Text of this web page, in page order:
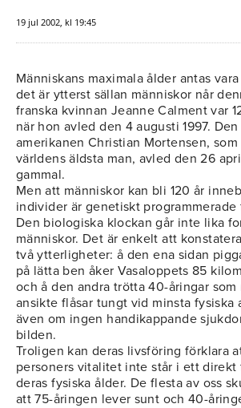
19 jul 2002, kl 19:45
Människans maximala ålder antas
det är ytterst sällan människor når
franska kvinnan Jeanne Calment var
när hon avled den 4 augusti 1997.
amerikanen Christian Mortensen, som
världens äldsta man, avled den 26
gammal.
Men att människor kan bli 120 år
individer är genetiskt programmerade
Den biologiska klockan går inte lika
människor. Det är enkelt att
två ytterligheter: å den ena sidan
på lätta ben åker Vasaloppets 85
och å den andra trötta 40-åringar
ansikte flåsar tungt vid minsta fysiska
även om ingen handikappande
bilden.
Troligen kan deras livsföring förklara
personers vitalitet inte står i ett
deras fysiska ålder. De flesta av oss
att 75-åringen lever sunt och 40-